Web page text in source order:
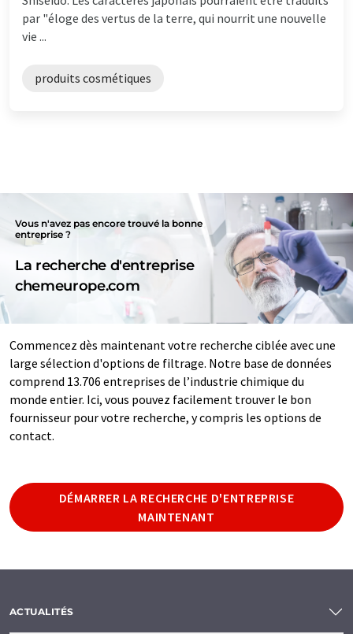
par "éloge des vertus de la terre, qui nourrit une nouvelle
vie ...
produits cosmétiques
Vous n'avez pas encore trouvé la bonne
entreprise ?
La recherche d'entreprise
chemeurope.com
Commencez dès maintenant votre recherche ciblée avec une
large sélection d'options de filtrage. Notre base de données
comprend 13.706 entreprises de l’industrie chimique du
monde entier. Ici, vous pouvez facilement trouver le bon
fournisseur pour votre recherche, y compris les options de
contact.
DÉMARRER LA RECHERCHE D'ENTREPRISE
MAINTENANT
ACTUALITÉS